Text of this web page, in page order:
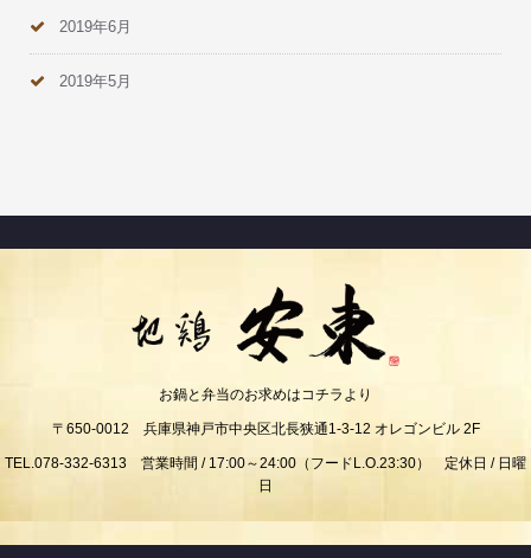
2019年6月
2019年5月
お鍋と弁当のお求めはコチラより
〒650-0012 兵庫県神戸市中央区北長狭通1-3-12 オレゴンビル 2F
TEL.078-332-6313 営業時間 / 17:00～24:00（フードL.O.23:30） 定休日 / 日曜
日